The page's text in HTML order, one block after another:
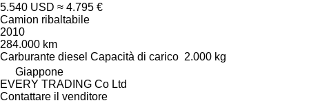
5.540 USD ≈ 4.795 €
Camion ribaltabile
2010
284.000 km
Carburante diesel Capacità di carico 2.000 kg
Giappone
EVERY TRADING Co Ltd
Contattare il venditore